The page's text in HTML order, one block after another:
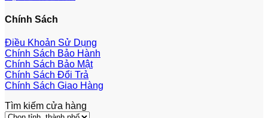
Chính Sách
Điều Khoản Sử Dụng
Chính Sách Bảo Hành
Chính Sách Bảo Mật
Chính Sách Đổi Trả
Chính Sách Giao Hàng
Tìm kiếm cửa hàng